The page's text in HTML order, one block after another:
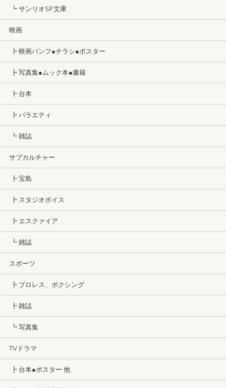
┗ サンリオSF文庫
映画
┣ 映画パンフ●チラシ●ポスター
┣ 写真集●ムック本●書籍
┣ 台本
┣ バラエティ
┗ 雑誌
サブカルチャー
┣ 宝島
┣ スタジオボイス
┣ エスクァイア
┗ 雑誌
スポーツ
┣ プロレス、ボクシング
┣ 雑誌
┗ 写真集
TVドラマ
┣ 台本●ポスター 他